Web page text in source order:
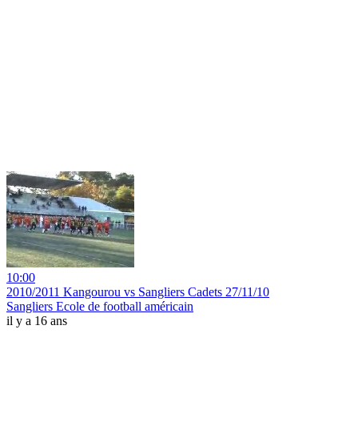
10:00
2010/2011 Kangourou vs Sangliers Cadets 27/11/10
Sangliers Ecole de football américain
il y a 16 ans